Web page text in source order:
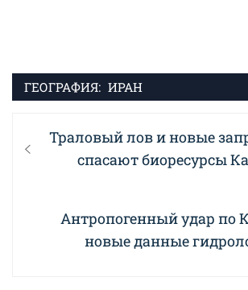
ГЕОГРАФИЯ: ИРАН
Навигация
по
Previous
post:
Траловый лов и новые
спасают биоресурсы
Next
post:
Антропогенный удар по
новые данные